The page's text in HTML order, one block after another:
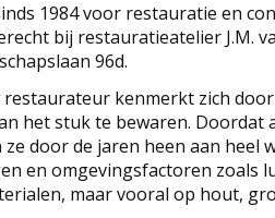
1984 voor restauratie en
bij restauratieatelier J.M.
96d.
restaurateur kenmerkt zich
het stuk te bewaren.
ze door de jaren heen aan heel
en omgevingsfactoren zoals
maar vooral op hout,